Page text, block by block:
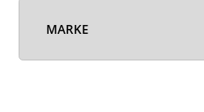
MARKE